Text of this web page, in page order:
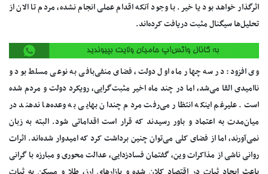
اثرگذار خواهد بود یا خیر. با وجود آنکه اقدام عملی انجام نشده، مردم تا الان از
تحلیل‌ها سیگنال مثبت دریافت کرده‌اند.
وی افزود: در سه چهار ماه اول دولت، فضای منفی‌بافی به نوعی مسلط بود و
ناامیدی القا می‌شد، اما در چند ماه اخیر مثبت‌گرایی، رویکرد دولت و مردم شده
است. علیرغم اینکه انتظار می‌رفت مردم چندان بهایی به وعده‌ها ندهند در
میان‌مدت به اعتماد و باور رسیدند که قرار است اقداماتی شود. البته به زبان
نمی‌آورند، اما از فضای کلی می‌توان چنین برداشت کرد که امیدوار شده‌اند. اثرات
روانی ناشی از مذاکرات وین، گفتمان فسادزدایی، عدالت محوری و مبارزه با گرانی